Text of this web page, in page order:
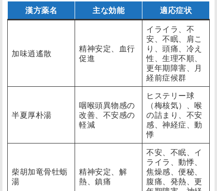
漢方薬名 主な効能 適応症状
加味逍遙散
精神安定、血行
促進
イライラ、不
安、不眠、肩こ
り、頭痛、冷え
性、生理不順、
更年期障害、月
経前症候群
半夏厚朴湯
咽喉頭異物感の
改善、不安感の
軽減
ヒステリー球
（梅核気）、喉
の詰まり、不安
感、神経症、動
悸
柴胡加竜骨牡蛎
湯
精神安定、解
熱、鎮痛
不安、不眠、イ
ライラ、動悸、
焦燥感、便秘、
腹痛、発熱、更